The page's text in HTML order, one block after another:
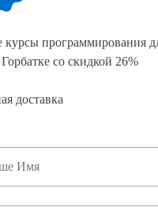
курсы программирования
со скидкой 26%
доставка